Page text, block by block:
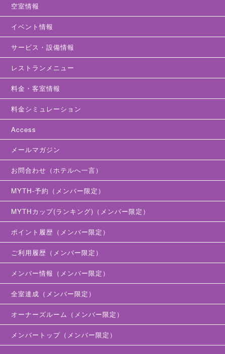
空室情報
イベント情報
サービス・設備情報
レストランメニュー
料金・客室情報
料金シミュレーション
Access
メールマガジン
お問合わせ（ホテルへ一言）
MYTH-予約（メンバー限定）
MYTHカップ(ランキング)（メンバー限定）
ポイント履歴（メンバー限定）
ご利用履歴（メンバー限定）
メンバー情報（メンバー限定）
全室達成（メンバー限定）
オーナーズルーム（メンバー限定）
メンバートップ（メンバー限定）